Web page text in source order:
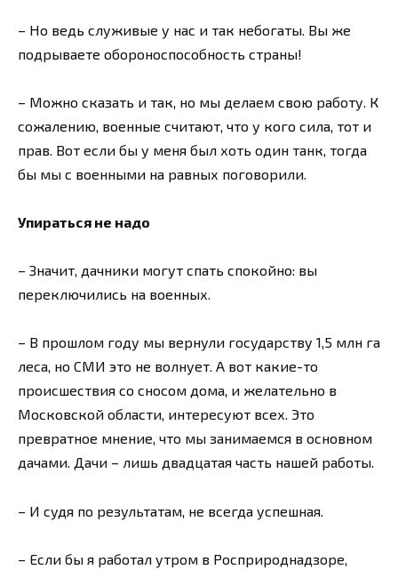
– Но ведь служивые у нас и так небогаты. Вы же
подрываете обороноспособность страны!
– Можно сказать и так, но мы делаем свою работу. К
сожалению, военные считают, что у кого сила, тот и
прав. Вот если бы у меня был хоть один танк, тогда
бы мы с военными на равных поговорили.
Упираться не надо
– Значит, дачники могут спать спокойно: вы
переключились на военных.
– В прошлом году мы вернули государству 1,5 млн га
леса, но СМИ это не волнует. А вот какие-то
происшествия со сносом дома, и желательно в
Московской области, интересуют всех. Это
превратное мнение, что мы занимаемся в основном
дачами. Дачи – лишь двадцатая часть нашей работы.
– И судя по результатам, не всегда успешная.
– Если бы я работал утром в Росприроднадзоре,